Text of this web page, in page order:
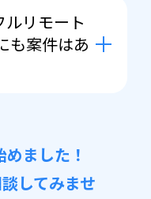
るRubyや
モート案件が
系の案件な
す。全く無
リモート
も案件はあ
公開案件も
お気軽にお
ました！
してみませ